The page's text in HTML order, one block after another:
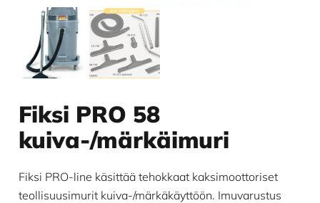
Fiksi PRO 58
kuiva-/märkäimuri
Fiksi PRO-line käsittää tehokkaat kaksimoottoriset
teollisuusimurit kuiva-/märkäkäyttöön. Imuvarustus